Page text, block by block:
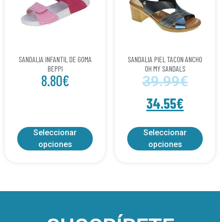
SANDALIA INFANTIL DE GOMA
BEPPI
8.80€
Seleccionar
opciones
SANDALIA PIEL TACON ANCHO
OH MY SANDALS
39.99€
34.55€
Seleccionar
opciones